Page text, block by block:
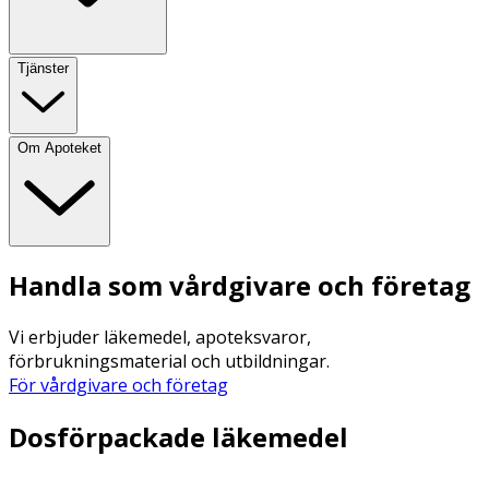
Tjänster
Om Apoteket
Handla som vårdgivare och företag
Vi erbjuder läkemedel, apoteksvaror,
förbrukningsmaterial och utbildningar.
För vårdgivare och företag
Dosförpackade läkemedel